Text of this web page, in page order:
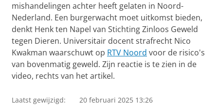
mishandelingen achter heeft gelaten in Noord-
Nederland. Een burgerwacht moet uitkomst bieden,
denkt Henk ten Napel van Stichting Zinloos Geweld
tegen Dieren. Universitair docent strafrecht Nico
Kwakman waarschuwt op RTV Noord voor de risico's
van bovenmatig geweld. Zijn reactie is te zien in de
video, rechts van het artikel.
Laatst gewijzigd: 20 februari 2025 13:26